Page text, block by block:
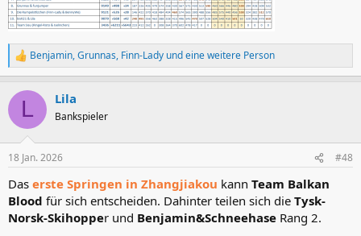
R
e
k
i
e
:
Benjamin,Grunnas, Finn-Lady und eine weitere Person
L Lila
Bankspieler
18 Jan. 2026 #48
Das erste Springen in Zhangjiakou kann Team Balkan
Blood für sich entscheiden. Dahinter teilen sich die Tysk-
Norsk-Skihopper und Benjamin&Schneehase Rang 2.